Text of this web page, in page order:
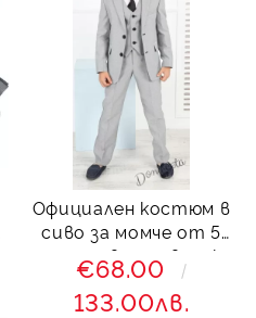
Официален костюм в
сиво за момче от 5
части с вратовръзка
5362589 Сивина
€68.00
133.00лв.